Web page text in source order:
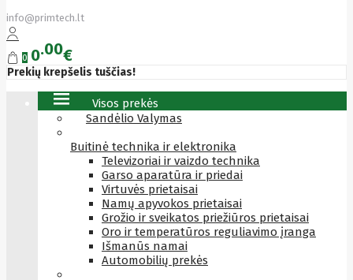
info@primtech.lt
0 0 00€
Prekių krepšelis tuščias!
Visos prekės
Sandėlio Valymas
Buitinė technika ir elektronika
Televizoriai ir vaizdo technika
Garso aparatūra ir priedai
Virtuvės prietaisai
Namų apyvokos prietaisai
Grožio ir sveikatos priežiūros prietaisai
Oro ir temperatūros reguliavimo įranga
Išmanūs namai
Automobilių prekės